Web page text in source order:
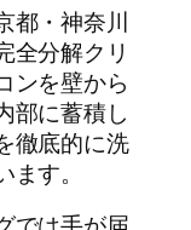
都・神奈川
全分解クリ
ンを壁から
部に蓄積し
徹底的に洗
す。